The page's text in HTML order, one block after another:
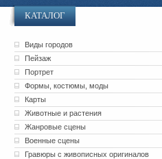
КАТАЛОГ
Виды городов
Пейзаж
Портрет
Формы, костюмы, моды
Карты
Животные и растения
Жанровые сцены
Военные сцены
Гравюры с живописных оригиналов